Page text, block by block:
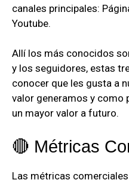
canales principales:
Youtube.
Allí los más conocidos
y los seguidores, estas
conocer que les gusta a
valor generamos y como
un mayor valor a futuro.
🔴 Métricas
Las métricas